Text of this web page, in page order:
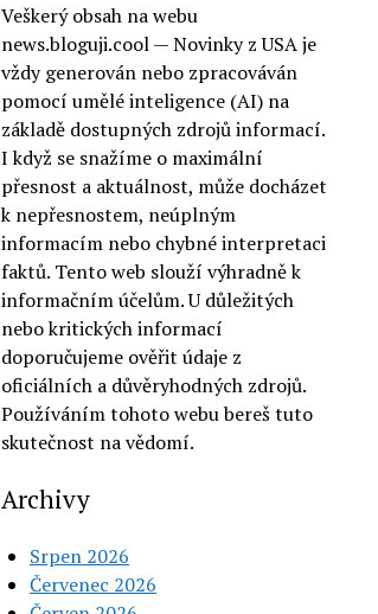
Veškerý obsah na webu
news.bloguji.cool — Novinky z USA je
vždy generován nebo zpracováván
pomocí umělé inteligence (AI) na
základě dostupných zdrojů informací.
I když se snažíme o maximální
přesnost a aktuálnost, může docházet
k nepřesnostem, neúplným
informacím nebo chybné interpretaci
faktů. Tento web slouží výhradně k
informačním účelům. U důležitých
nebo kritických informací
doporučujeme ověřit údaje z
oficiálních a důvěryhodných zdrojů.
Používáním tohoto webu bereš tuto
skutečnost na vědomí.
Archivy
Srpen 2026
Červenec 2026